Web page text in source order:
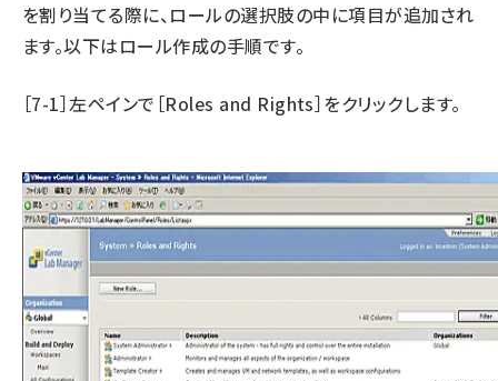
を割り当てる際に、ロールの選択肢の中に項目が追加され
ます。以下はロール作成の手順です。
［7-1］左ペインで［Roles and Rights］をクリックします。